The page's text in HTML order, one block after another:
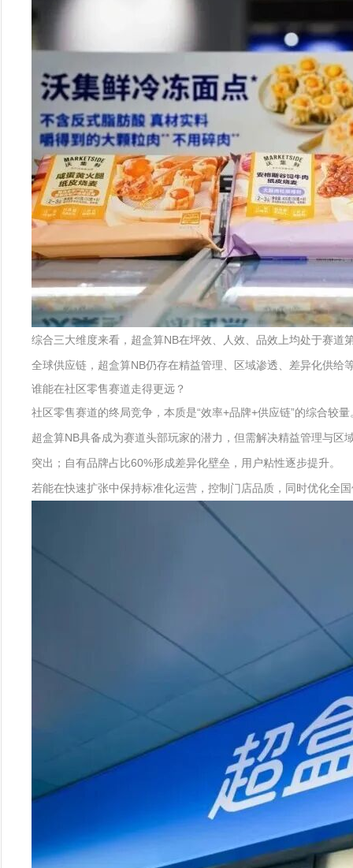
综合三大维度来看，超盒算NB在坪效、人效、品效上均处于赛
全球供应链，超盒算NB仍存在精益管理、区域渗透、差异化供给
谁能在社区零售赛道走得更远？
社区零售赛道的终局竞争，本质是“效率+品牌+供应链”的综合较
超盒算NB具备成为赛道头部玩家的潜力，但需解决精益管理与
突出；自有品牌占比60%形成差异化壁垒，用户粘性逐步提升。
若能在快速扩张中保持标准化运营，控制门店品质，同时优化全